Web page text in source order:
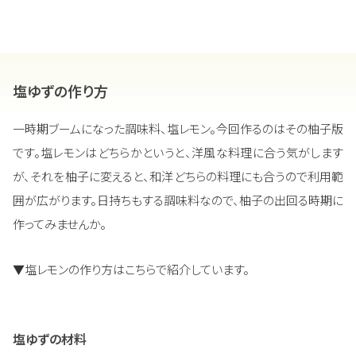
塩ゆずの作り方
一時期ブームになった調味料、塩レモン。今回作るのはその柚子版
です。塩レモンはどちらかというと、洋風な料理に合う気がします
が、それを柚子に変えると、和洋どちらの料理にも合うので利用範
囲が広がります。日持ちもする調味料なので、柚子の出回る時期に
作ってみませんか。
▼塩レモンの作り方はこちらで紹介しています。
塩ゆずの材料